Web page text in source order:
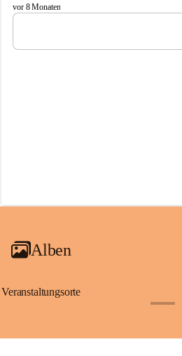
C
e
l
vor 8 Monaten
Alben
Veranstaltungsorte